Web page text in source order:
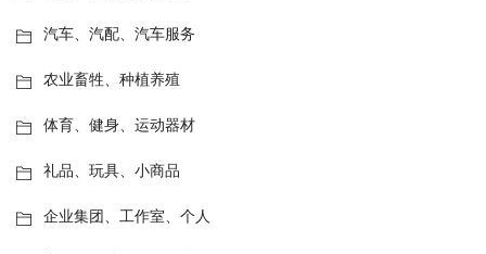
汽车、汽配、汽车服务
农业畜牲、种植养殖
体育、健身、运动器材
礼品、玩具、小商品
企业集团、工作室、个人